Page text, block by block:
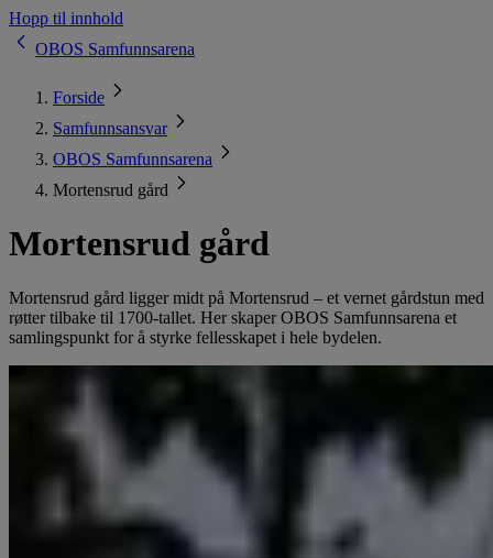
Hopp til innhold
OBOS Samfunnsarena
Forside
Samfunnsansvar
OBOS Samfunnsarena
Mortensrud gård
Mortensrud gård
Mortensrud gård ligger midt på Mortensrud – et vernet gårdstun med
røtter tilbake til 1700-tallet. Her skaper OBOS Samfunnsarena et
samlingspunkt for å styrke fellesskapet i hele bydelen.